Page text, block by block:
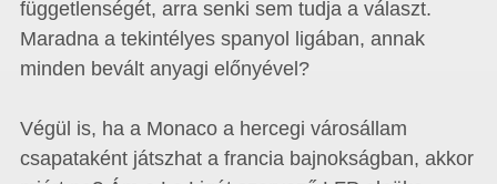
függetlenségét, arra senki sem tudja a választ.
Maradna a tekintélyes spanyol ligában, annak
minden bevált anyagi előnyével?
Végül is, ha a Monaco a hercegi városállam
csapataként játszhat a francia bajnokságban, akkor